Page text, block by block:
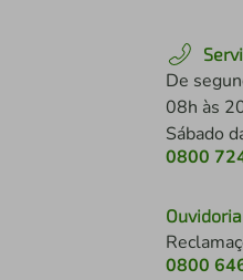
De
08h às
Sábado
0800
Ouvidoria
0800